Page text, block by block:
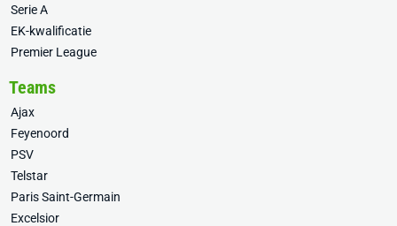
Serie A
EK-kwalificatie
Premier League
Teams
Ajax
Feyenoord
PSV
Telstar
Paris Saint-Germain
Excelsior